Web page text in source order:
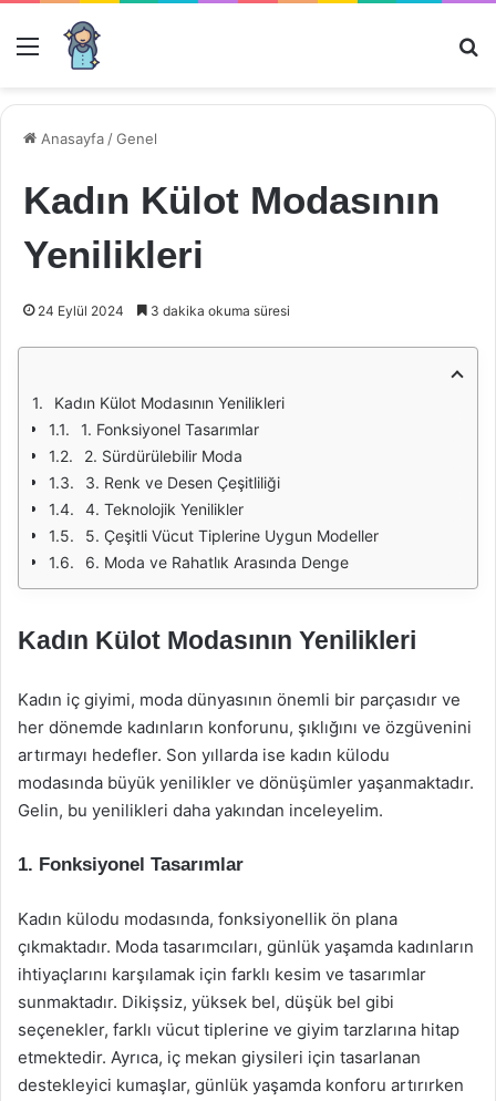
Menü
Anasayfa /Genel
Kadın Külot Modasının
Yenilikleri
24 Eylül 2024 3 dakika okuma süresi
Kadın Külot Modasının Yenilikleri
1. Fonksiyonel Tasarımlar
2. Sürdürülebilir Moda
3. Renk ve Desen Çeşitliliği
4. Teknolojik Yenilikler
5. Çeşitli Vücut Tiplerine Uygun Modeller
6. Moda ve Rahatlık Arasında Denge
Kadın Külot Modasının Yenilikleri
Kadın iç giyimi, moda dünyasının önemli bir parçasıdır ve
her dönemde kadınların konforunu, şıklığını ve özgüvenini
artırmayı hedefler. Son yıllarda ise kadın külodu
modasında büyük yenilikler ve dönüşümler yaşanmaktadır.
Gelin, bu yenilikleri daha yakından inceleyelim.
1. Fonksiyonel Tasarımlar
Kadın külodu modasında, fonksiyonellik ön plana
çıkmaktadır. Moda tasarımcıları, günlük yaşamda kadınların
ihtiyaçlarını karşılamak için farklı kesim ve tasarımlar
sunmaktadır. Dikişsiz, yüksek bel, düşük bel gibi
seçenekler, farklı vücut tiplerine ve giyim tarzlarına hitap
etmektedir. Ayrıca, iç mekan giysileri için tasarlanan
destekleyici kumaşlar, günlük yaşamda konforu artırırken